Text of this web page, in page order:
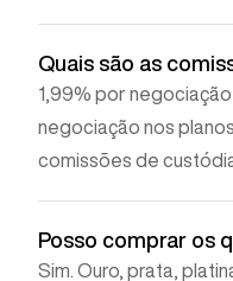
Quais são as
1,99% por
negociação nos
comissões de
Posso comprar os
Sim. Ouro, prata,